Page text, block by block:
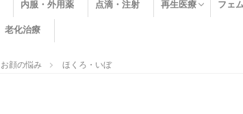
内服・外用薬 点滴・注射 再生医療 フェ
老化治療
お顔の悩み ほくろ・いぼ